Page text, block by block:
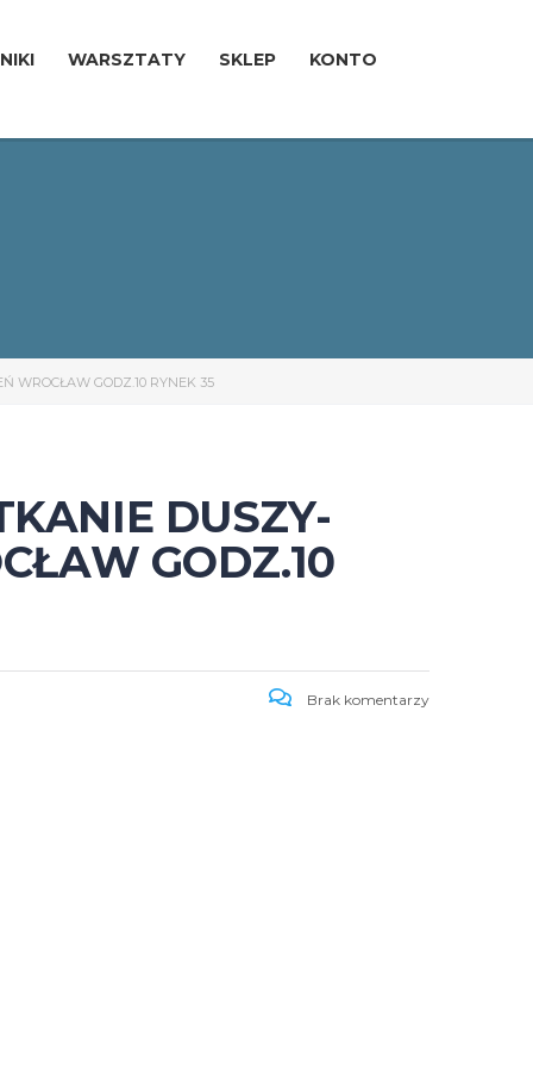
WARSZTATY SKLEP KONTO
WROCŁAW GODZ.10 RYNEK 35
DUSZY-
GODZ.10
Brak komentarzy